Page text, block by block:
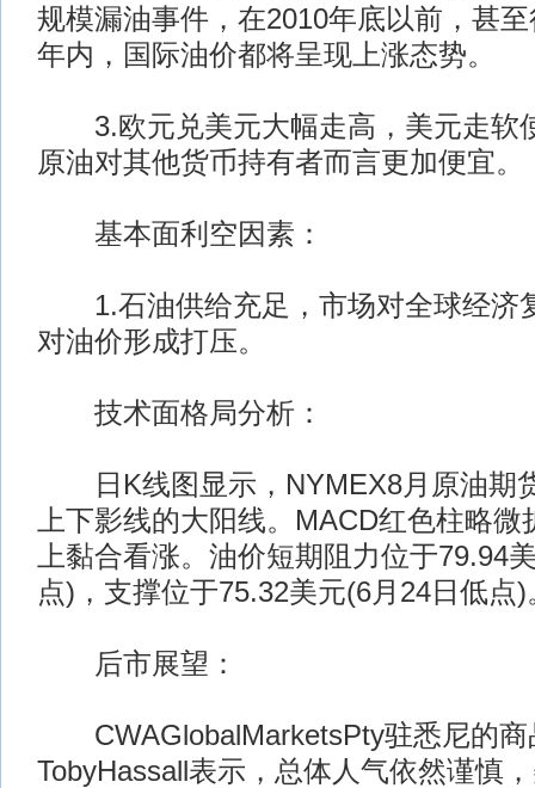
规模漏油事件，在2010年底以前，甚
年内，国际油价都将呈现上涨态势。
3.欧元兑美元大幅走高，美元走软
原油对其他货币持有者而言更加便宜。
基本面利空因素：
1.石油供给充足，市场对全球经济
对油价形成打压。
技术面格局分析：
日K线图显示，NYMEX8月原油期
上下影线的大阳线。MACD红色柱略
上黏合看涨。油价短期阻力位于79.94
点)，支撑位于75.32美元(6月24日低点)
后市展望：
CWAGlobalMarketsPty驻悉尼的商
TobyHassall表示，总体人气依然谨慎